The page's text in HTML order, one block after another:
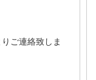
ご連絡致しま